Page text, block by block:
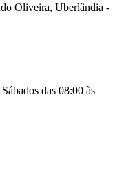
Oliveira, Uberlândia -
das 08:00 às